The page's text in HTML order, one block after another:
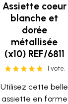
Assiette coeur
blanche et
dorée
métallisée
(x10) REF/6811
1 vote.
Utilisez cette belle
assiette en forme